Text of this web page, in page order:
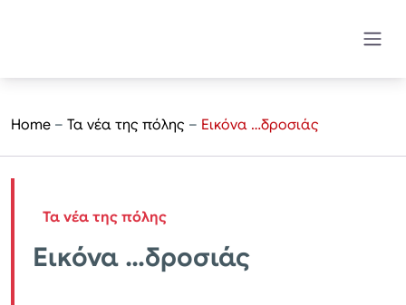
Home – Τα νέα της πόλης – Εικόνα …δροσιάς
Τα νέα της πόλης
Εικόνα …δροσιάς